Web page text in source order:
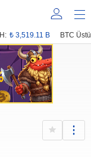
₺ 3,519.11 B BTC